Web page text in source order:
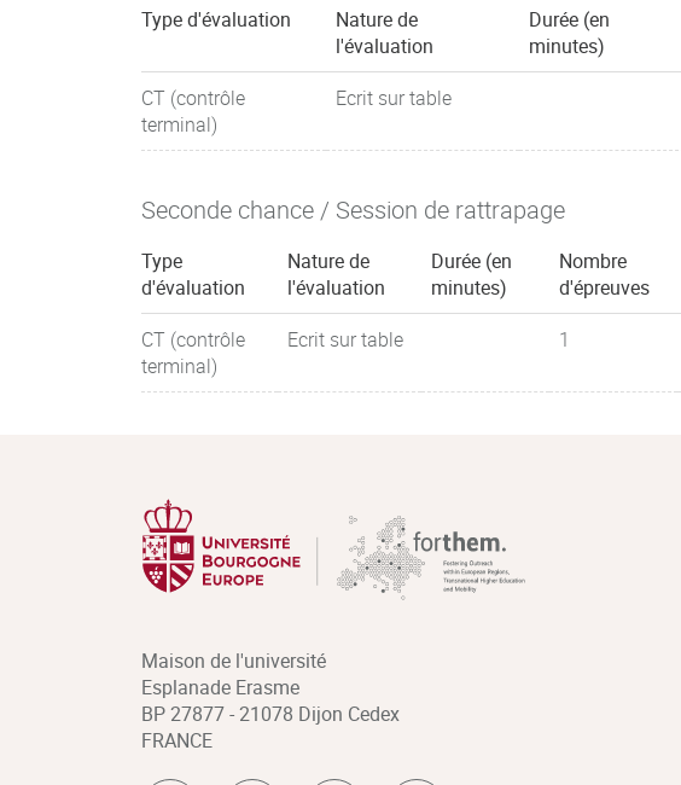
Type d'évaluation
Nature de
l'évaluation
Durée (en
minutes)
CT (contrôle
terminal)
Ecrit sur table
Seconde chance / Session de rattrapage
Type
d'évaluation
Nature de
l'évaluation
Durée (en
minutes)
Nombre
d'épreuves
CT (contrôle
terminal)
Ecrit sur table 1
Maison de l'université
Esplanade Erasme
BP 27877 - 21078 Dijon Cedex
FRANCE